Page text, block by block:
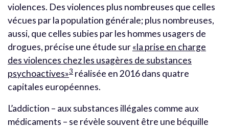
violences. Des violences plus nombreuses que celles
vécues par la population générale; plus nombreuses,
aussi, que celles subies par les hommes usagers de
drogues, précise une étude sur«la prise en charge
des violences chez les usagères de substances
psychoactives»3 réalisée en 2016 dans quatre
capitales européennes.
L’addiction – aux substances illégales comme aux
médicaments – se révèle souvent être une béquille